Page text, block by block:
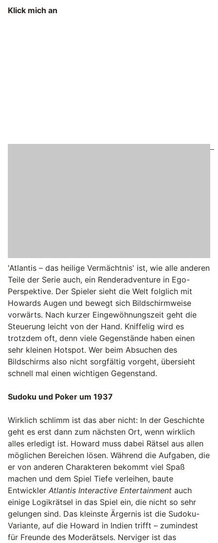
Klick mich an
'Atlantis – das heilige Vermächtnis' ist, wie alle anderen
Teile der Serie auch, ein Renderadventure in Ego-
Perspektive. Der Spieler sieht die Welt folglich mit
Howards Augen und bewegt sich Bildschirmweise
vorwärts. Nach kurzer Eingewöhnungszeit geht die
Steuerung leicht von der Hand. Kniffelig wird es
trotzdem oft, denn viele Gegenstände haben einen
sehr kleinen Hotspot. Wer beim Absuchen des
Bildschirms also nicht sorgfältig vorgeht, übersieht
schnell mal einen wichtigen Gegenstand.
Sudoku und Poker um 1937
Wirklich schlimm ist das aber nicht: In der Geschichte
geht es erst dann zum nächsten Ort, wenn wirklich
alles erledigt ist. Howard muss dabei Rätsel aus allen
möglichen Bereichen lösen. Während die Aufgaben, die
er von anderen Charakteren bekommt viel Spaß
machen und dem Spiel Tiefe verleihen, baute
Entwickler Atlantis Interactive Entertainment auch
einige Logikrätsel in das Spiel ein, die nicht so sehr
gelungen sind. Das kleinste Ärgernis ist die Sudoku-
Variante, auf die Howard in Indien trifft – zumindest
für Freunde des Moderätsels. Nerviger ist das